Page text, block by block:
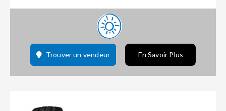
Trouver un vendeur En Savoir Plus